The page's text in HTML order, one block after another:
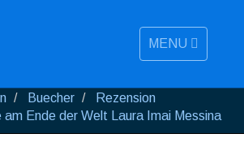
MENU
Buecher
Rezension
am Ende der Welt Laura Imai Messina